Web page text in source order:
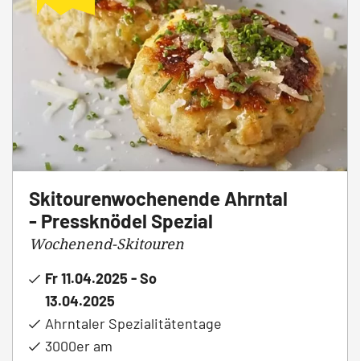
Skitourenwochenende Ahrntal
- Pressknödel Spezial
Wochenend-Skitouren
Fr 11.04.2025 - So
13.04.2025
Ahrntaler Spezialitätentage
3000er am